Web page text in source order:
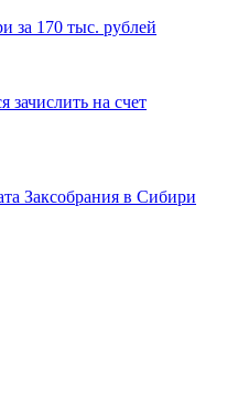
за 170 тыс. рублей
зачислить на счет
Заксобрания в Сибири